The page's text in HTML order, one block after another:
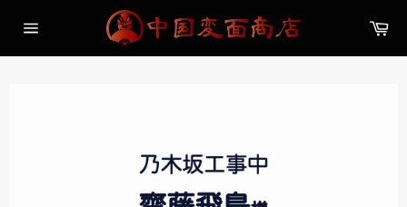
イ
カ
ト